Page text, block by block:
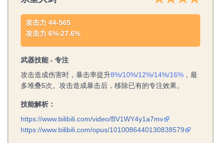
攻击力 44-565
攻击力 6%-27.6%
武器技能 - 专注
攻击造成伤害时，暴击率提升8%/10%/12%/14%/16% ，最
多堆叠5次。攻击造成暴击后，移除已有的专注效果。
技能解析：
https://www.bilibili.com/video/BV1WY4y1a7mv
https://www.bilibili.com/opus/1010086440130838579